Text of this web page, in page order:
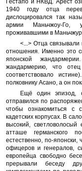
Гестапо и НКВД. Арест
1940 году отца
дислоцировался так
армии Маньчжоу-Го,
проживавшими в
<...> Отца
отношения. Именно это
японской
жандармерию, что
соответствовало
полковнику Асано, а он
Ещё один эпизод,
отправился по
чтобы ознакомиться с
кадетских корпусах. В
высокий, светловолосый
атташе германского
естественно, по-
офицеров и генералов,
европейца свободно
прерывали беседу